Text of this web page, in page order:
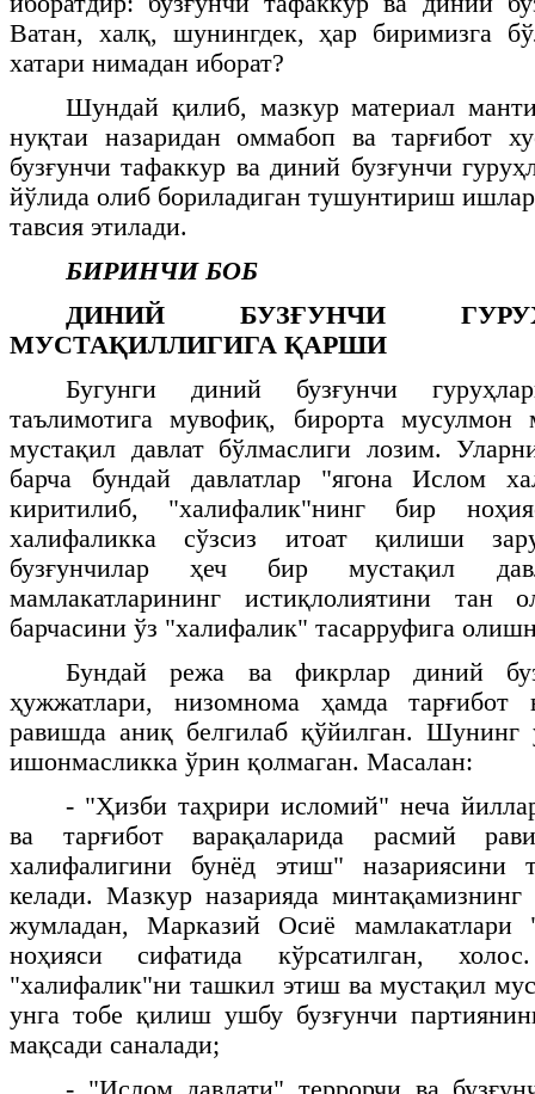
Ватан, халқ, шунингдек, ҳар биримизга
хатари нимадан иборат?
Шундай қилиб, мазкур материал
нуқтаи назаридан оммабоп ва тарғибот
бузғунчи тафаккур ва диний бузғунчи
йўлида олиб бориладиган тушунтириш
тавсия этилади.
БИРИНЧИ БОБ
ДИНИЙ БУЗҒУНЧИ
МУСТАҚИЛЛИГИГА ҚАРШИ
Бугунги диний бузғунчи
таълимотига мувофиқ, бирорта мусулмон
мустақил давлат бўлмаслиги лозим.
барча бундай давлатлар "ягона Ислом
киритилиб, "халифалик"нинг бир
халифаликка сўзсиз итоат қилиши
бузғунчилар ҳеч бир мустақил
мамлакатларининг истиқлолиятини тан
барчасини ўз "халифалик" тасарруфига
Бундай режа ва фикрлар диний
ҳужжатлари, низомнома ҳамда тарғибот
равишда аниқ белгилаб қўйилган. Шунинг
ишонмасликка ўрин қолмаган. Масалан:
- "Ҳизби таҳрири исломий" неча
ва тарғибот варақаларида расмий
халифалигини бунёд этиш" назариясини
келади. Мазкур назарияда минтақамизнинг
жумладан, Марказий Осиё мамлакатлари
ноҳияси сифатида кўрсатилган,
"халифалик"ни ташкил этиш ва мустақил
унга тобе қилиш ушбу бузғунчи
мақсади саналади;